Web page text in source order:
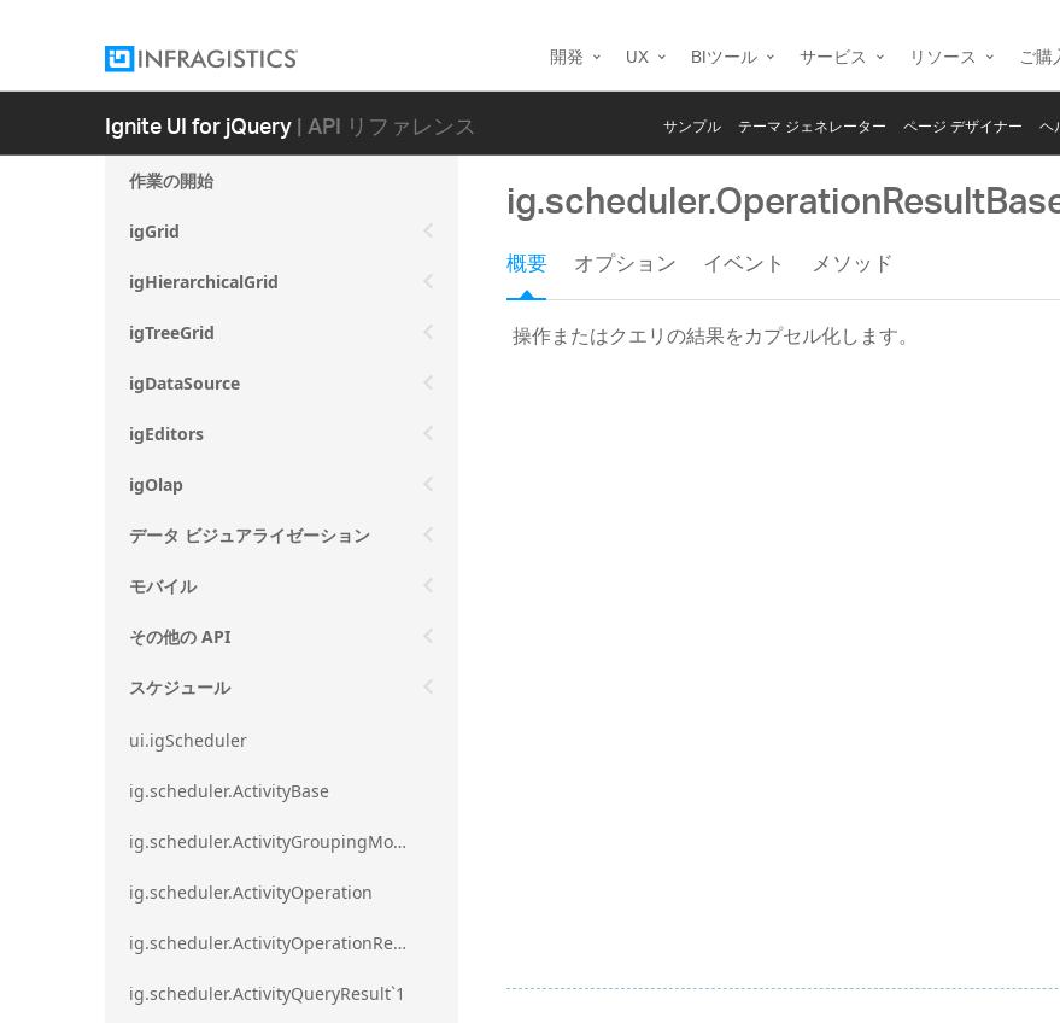
開発 UX BIツール サービス リソース ご購
Ignite UI for jQuery| API リファレンス サンプル テーマ ジェネレーター ページ デザイナー
作業の開始
igGrid
igHierarchicalGrid
igTreeGrid
igDataSource
igEditors
igOlap
データ ビジュアライゼーション
モバイル
その他の API
スケジュール
ui.igScheduler
ig.scheduler.ActivityBase
ig.scheduler.ActivityGroupingMode
ig.scheduler.ActivityOperation
ig.scheduler.ActivityOperationResult`1
ig.scheduler.ActivityQueryResult`1
概要 オプション イベント メソッド
操作またはクエリの結果をカプセル化します。